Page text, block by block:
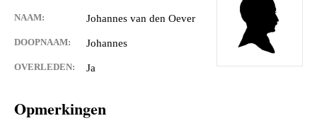
NAAM: Johannes van den Oever
DOOPNAAM: Johannes
OVERLEDEN: Ja
Opmerkingen